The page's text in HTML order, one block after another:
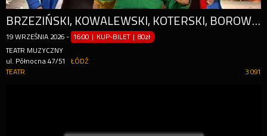
BRZEZIŃSKI, KOWALEWSKI, KOTERSKI, BOROWSKI, WIESZCZEK, ŻUKOWSKI
19 WRZEŚNIA 2026 - 16:00 | KUP-BILET |80zł
TEATR MUZYCZNY
ul. Północna 47/51
ŁÓDŹ
3 091
TEATR